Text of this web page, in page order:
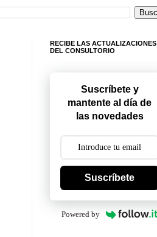
RECIBE LAS ACTUALIZACIONES
DEL CONSULTORIO
Suscríbete y
mantente al día de
las novedades
Suscríbete
Powered by